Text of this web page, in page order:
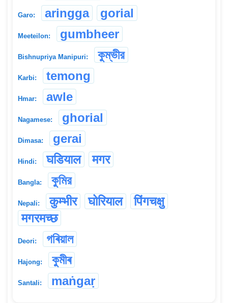
Garo: aringga gorial
Meeteilon: gumbheer
Bishnupriya Manipuri: কুম্ভীর
Karbi: temong
Hmar: awle
Nagamese: ghorial
Dimasa: gerai
Hindi: घडियाल मगर
Bangla: কুমির
Nepali: कुम्भीर घोरियाल
पिंगचक्षु
मगरमच्छ
Deori: গৰিয়াল
Hajong: কুমীৰ
Santali: maṅgaṛ